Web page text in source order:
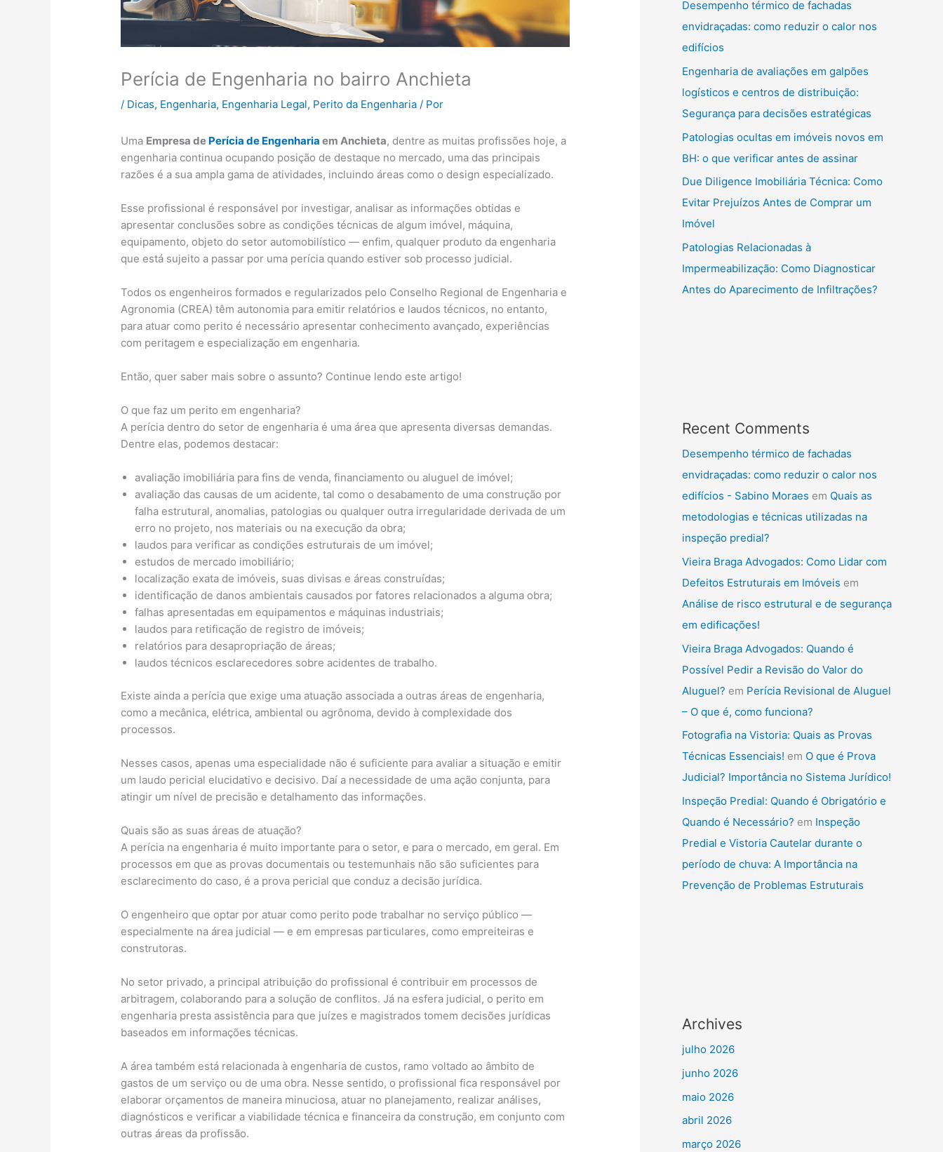
Perícia de Engenharia no bairro Anchieta
/ Dicas, Engenharia, Engenharia Legal, Perito da Engenharia / Por
Uma Empresa de Perícia de Engenharia em Anchieta, dentre as muitas profissões hoje, a
engenharia continua ocupando posição de destaque no mercado, uma das principais
razões é a sua ampla gama de atividades, incluindo áreas como o design especializado.
Esse profissional é responsável por investigar, analisar as informações obtidas e
apresentar conclusões sobre as condições técnicas de algum imóvel, máquina,
equipamento, objeto do setor automobilístico — enfim, qualquer produto da engenharia
que está sujeito a passar por uma perícia quando estiver sob processo judicial.
Todos os engenheiros formados e regularizados pelo Conselho Regional de Engenharia e
Agronomia (CREA) têm autonomia para emitir relatórios e laudos técnicos, no entanto,
para atuar como perito é necessário apresentar conhecimento avançado, experiências
com peritagem e especialização em engenharia.
Então, quer saber mais sobre o assunto? Continue lendo este artigo!
O que faz um perito em engenharia?
A perícia dentro do setor de engenharia é uma área que apresenta diversas demandas.
Dentre elas, podemos destacar:
avaliação imobiliária para fins de venda, financiamento ou aluguel de imóvel;
avaliação das causas de um acidente, tal como o desabamento de uma construção por
falha estrutural, anomalias, patologias ou qualquer outra irregularidade derivada de um
erro no projeto, nos materiais ou na execução da obra;
laudos para verificar as condições estruturais de um imóvel;
estudos de mercado imobiliário;
localização exata de imóveis, suas divisas e áreas construídas;
identificação de danos ambientais causados por fatores relacionados a alguma obra;
falhas apresentadas em equipamentos e máquinas industriais;
laudos para retificação de registro de imóveis;
relatórios para desapropriação de áreas;
laudos técnicos esclarecedores sobre acidentes de trabalho.
Existe ainda a perícia que exige uma atuação associada a outras áreas de engenharia,
como a mecânica, elétrica, ambiental ou agrônoma, devido à complexidade dos
processos.
Nesses casos, apenas uma especialidade não é suficiente para avaliar a situação e emitir
um laudo pericial elucidativo e decisivo. Daí a necessidade de uma ação conjunta, para
atingir um nível de precisão e detalhamento das informações.
Quais são as suas áreas de atuação?
A perícia na engenharia é muito importante para o setor, e para o mercado, em geral. Em
processos em que as provas documentais ou testemunhais não são suficientes para
esclarecimento do caso, é a prova pericial que conduz a decisão jurídica.
O engenheiro que optar por atuar como perito pode trabalhar no serviço público —
especialmente na área judicial — e em empresas particulares, como empreiteiras e
construtoras.
No setor privado, a principal atribuição do profissional é contribuir em processos de
arbitragem, colaborando para a solução de conflitos. Já na esfera judicial, o perito em
engenharia presta assistência para que juízes e magistrados tomem decisões jurídicas
baseados em informações técnicas.
A área também está relacionada à engenharia de custos, ramo voltado ao âmbito de
gastos de um serviço ou de uma obra. Nesse sentido, o profissional fica responsável por
elaborar orçamentos de maneira minuciosa, atuar no planejamento, realizar análises,
diagnósticos e verificar a viabilidade técnica e financeira da construção, em conjunto com
outras áreas da profissão.
Desempenho térmico de fachadas
envidraçadas: como reduzir o calor nos
edifícios
Engenharia de avaliações em galpões
logísticos e centros de distribuição:
Segurança para decisões estratégicas
Patologias ocultas em imóveis novos em
BH: o que verificar antes de assinar
Due Diligence Imobiliária Técnica: Como
Evitar Prejuízos Antes de Comprar um
Imóvel
Patologias Relacionadas à
Impermeabilização: Como Diagnosticar
Antes do Aparecimento de Infiltrações?
Recent Comments
Desempenho térmico de fachadas
envidraçadas: como reduzir o calor nos
edifícios - Sabino Moraes em Quais as
metodologias e técnicas utilizadas na
inspeção predial?
Vieira Braga Advogados: Como Lidar com
Defeitos Estruturais em Imóveis em
Análise de risco estrutural e de segurança
em edificações!
Vieira Braga Advogados: Quando é
Possível Pedir a Revisão do Valor do
Aluguel? em Perícia Revisional de Aluguel
– O que é, como funciona?
Fotografia na Vistoria: Quais as Provas
Técnicas Essenciais! em O que é Prova
Judicial? Importância no Sistema Jurídico!
Inspeção Predial: Quando é Obrigatório e
Quando é Necessário? em Inspeção
Predial e Vistoria Cautelar durante o
período de chuva: A Importância na
Prevenção de Problemas Estruturais
Archives
julho 2026
junho 2026
maio 2026
abril 2026
março 2026